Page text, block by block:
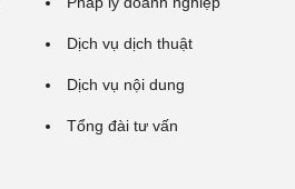
Dịch vụ dịch thuật
Dịch vụ nội dung
Tổng đài tư vấn